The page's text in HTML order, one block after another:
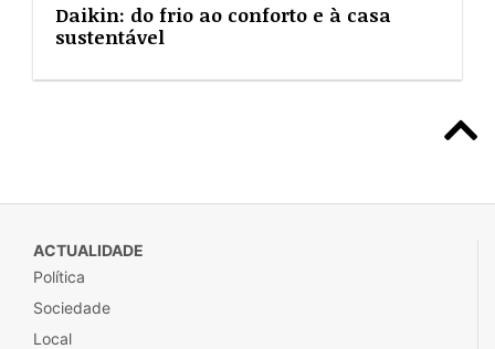
Daikin: do frio ao conforto e à casa
sustentável
ACTUALIDADE
Política
Sociedade
Local